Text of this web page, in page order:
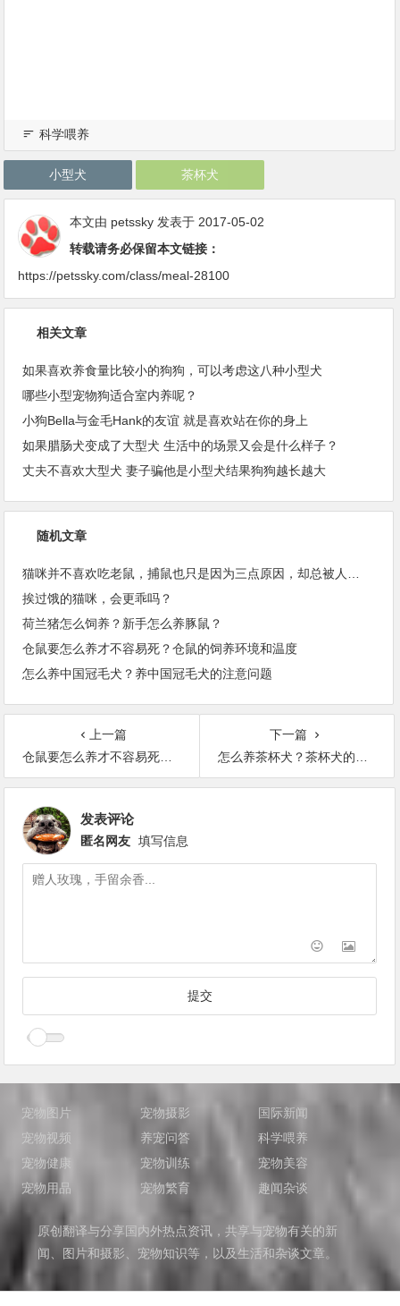
科学喂养
小型犬 茶杯犬
本文由 petssky 发表于 2017-05-02
转载请务必保留本文链接：
https://petssky.com/class/meal-28100
相关文章
如果喜欢养食量比较小的狗狗，可以考虑这八种小型犬
哪些小型宠物狗适合室内养呢？
小狗Bella与金毛Hank的友谊 就是喜欢站在你的身上
如果腊肠犬变成了大型犬 生活中的场景又会是什么样子？
丈夫不喜欢大型犬 妻子骗他是小型犬结果狗狗越长越大
随机文章
猫咪并不喜欢吃老鼠，捕鼠也只是因为三点原因，却总被人误解
挨过饿的猫咪，会更乖吗？
荷兰猪怎么饲养？新手怎么养豚鼠？
仓鼠要怎么养才不容易死？仓鼠的饲养环境和温度
怎么养中国冠毛犬？养中国冠毛犬的注意问题
上一篇
仓鼠要怎么养才不容易死？仓鼠的饲养环境和温度
下一篇
怎么养茶杯犬？茶杯犬的生活习性
发表评论
匿名网友 填写信息
宠物图片 宠物摄影
国际新闻
宠物视频
养宠问答
科学喂养
宠物健康
宠物训练
宠物美容
宠物用品
宠物繁育 趣闻杂谈
原创翻译与分享国内外热点资讯，共享与宠物有关的新
闻、图片和摄影、宠物知识等，以及生活和杂谈文章。